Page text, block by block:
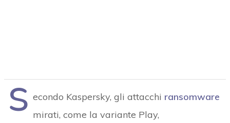
S econdo Kaspersky, gli attacchi ransomware
mirati, come la variante Play,